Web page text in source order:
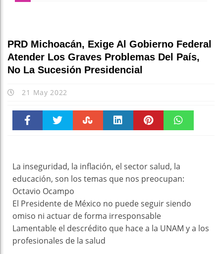
PRD Michoacán, Exige Al Gobierno Federal
Atender Los Graves Problemas Del País,
No La Sucesión Presidencial
21 May 2022
pt
La inseguridad, la inflación, el sector salud, la
educación, son los temas que nos preocupan:
Octavio Ocampo
El Presidente de México no puede seguir siendo
omiso ni actuar de forma irresponsable
Lamentable el descrédito que hace a la UNAM y a los
profesionales de la salud